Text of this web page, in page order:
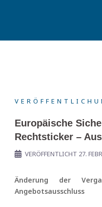
Europäische
Rechtsticker –
VERÖFFENTLICHT 27.
Änderung der
Angebotsausschluss